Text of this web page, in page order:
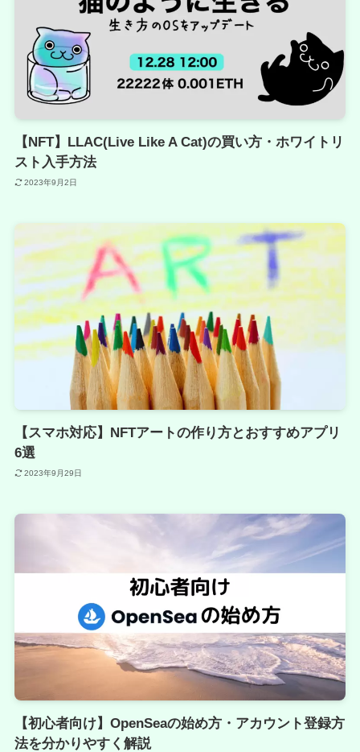
【NFT】LLAC(Live Like A Cat)の買い方・ホワイトリ
スト入手方法
2023年9月2日
【スマホ対応】NFTアートの作り方とおすすめアプリ
6選
2023年9月29日
【初心者向け】OpenSeaの始め方・アカウント登録方
法を分かりやすく解説